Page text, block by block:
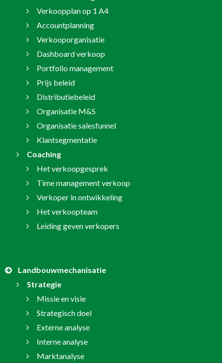
Verkoopplan op 1 A4
Accountplanning
Verkooporganisatie
Dashboard verkoop
Portfolio management
Prijs beleid
Distributiebeleid
Organisatie M&S
Organisatie salesfunnel
Klantsegmentatie
Coaching
Het verkoopgesprek
Time management verkoop
Verkoper in ontwikkeling
Het verkoopteam
Leiding geven verkopers
Landbouwmechanisatie
Strategie
Missie en visie
Strategisch doel
Externe analyse
Interne analyse
Marktanalyse